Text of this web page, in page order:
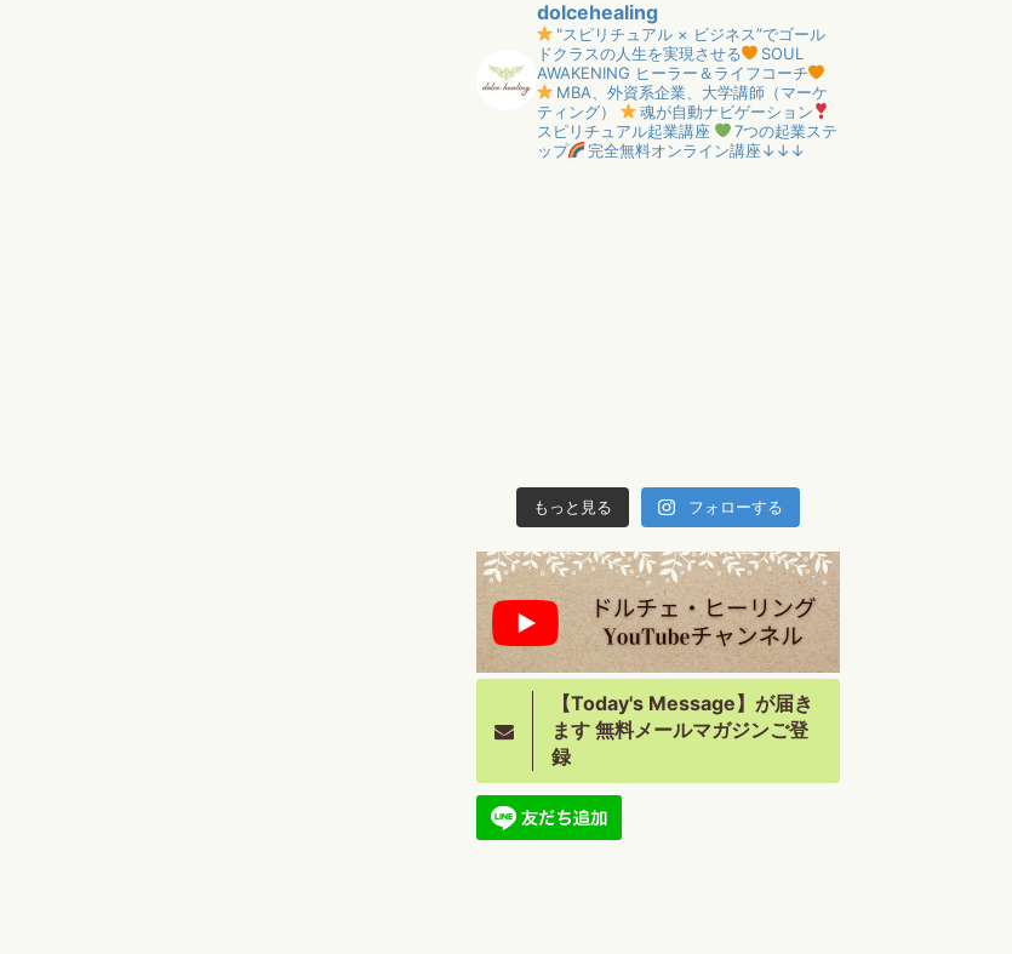
dolcehealing
"スピリチュアル × ビジネス”でゴール
ドクラスの人生を実現させる
SOUL
AWAKENING ヒーラー＆ライフコーチ
MBA、外資系企業、大学講師（マーケ
ティング）
魂が自動ナビゲーション
スピリチュアル起業講座
7つの起業ステ
ップ
完全無料オンライン講座↓↓↓
もっと見る フォローする
【Today's Message】が届き
ます 無料メールマガジンご登
録